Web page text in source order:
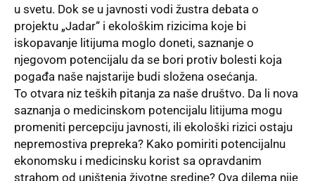
u svetu. Dok se u javnosti vodi žustra debata o
projektu „Jadar“ i ekološkim rizicima koje bi
iskopavanje litijuma moglo doneti, saznanje o
njegovom potencijalu da se bori protiv bolesti koja
pogađa naše najstarije budi složena osećanja.
To otvara niz teških pitanja za naše društvo. Da li nova
saznanja o medicinskom potencijalu litijuma mogu
promeniti percepciju javnosti, ili ekološki rizici ostaju
nepremostiva prepreka? Kako pomiriti potencijalnu
ekonomsku i medicinsku korist sa opravdanim
strahom od uništenja životne sredine? Ova dilema nije